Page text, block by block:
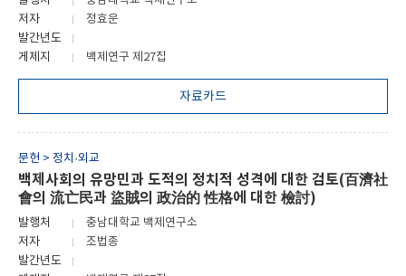
저자
정효운
발간년도
게제지
백제연구 제27집
자료카드
문헌 > 정치·외교
백제사회의 유망민과 도적의 정치적 성격에 대한 검토(百濟社
會의 流亡民과 盜賊의 政治的 性格에 대한 檢討)
발행처
충남대학교 백제연구소
저자
조법종
발간년도